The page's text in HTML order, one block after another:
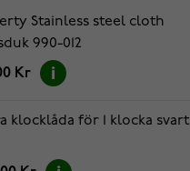
Stainless steel cloth
990-012
Kr
klocklåda för 1 klocka svart